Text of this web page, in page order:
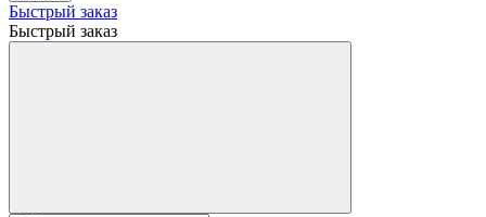
Быстрый заказ
Быстрый заказ